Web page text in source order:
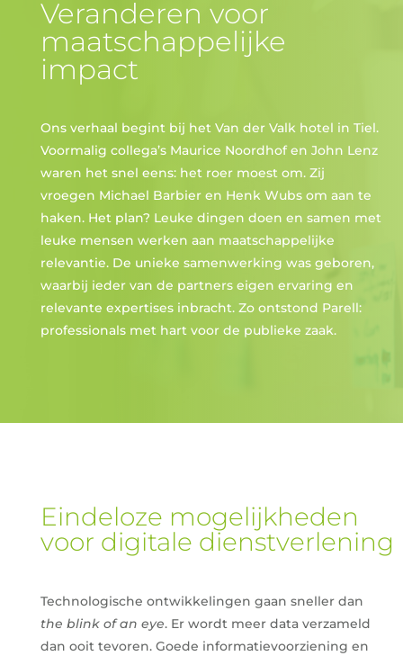
Veranderen voor
maatschappelijke
impact
Ons verhaal begint bij het Van der Valk hotel in Tiel.
Voormalig collega’s Maurice Noordhof en John Lenz
waren het snel eens: het roer moest om. Zij
vroegen Michael Barbier en Henk Wubs om aan te
haken. Het plan? Leuke dingen doen en samen met
leuke mensen werken aan maatschappelijke
relevantie. De unieke samenwerking was geboren,
waarbij ieder van de partners eigen ervaring en
relevante expertises inbracht. Zo ontstond Parell:
professionals met hart voor de publieke zaak.
Eindeloze mogelijkheden
voor digitale dienstverlening
Technologische ontwikkelingen gaan sneller dan
the blink of an eye. Er wordt meer data verzameld
dan ooit tevoren. Goede informatievoorziening en